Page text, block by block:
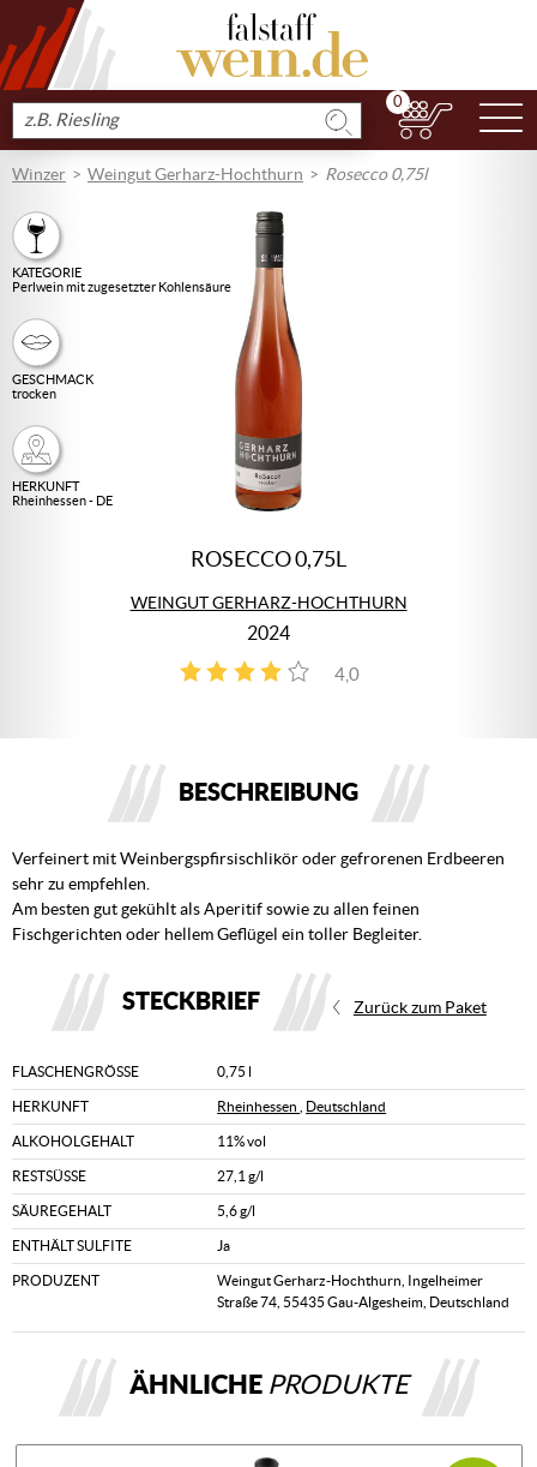
Produkt
suchen
0
Winzer Weingut Gerharz-Hochthurn Rosecco 0,75l
KATEGORIE
Perlwein mit zugesetzter Kohlensäure
GESCHMACK
trocken
HERKUNFT
Rheinhessen - DE
ROSECCO 0,75L
WEINGUT GERHARZ-HOCHTHURN
2024
4,0
1
BESCHREIBUNG
Verfeinert mit Weinbergspfirsischlikör oder gefrorenen Erdbeeren
sehr zu empfehlen.
Am besten gut gekühlt als Aperitif sowie zu allen feinen
Fischgerichten oder hellem Geflügel ein toller Begleiter.
STECKBRIEF Zurück zum Paket
FLASCHENGRÖSSE 0,75 l
HERKUNFT Rheinhessen Deutschland
ALKOHOLGEHALT 11% vol
RESTSÜSSE 27,1 g/l
SÄUREGEHALT 5,6 g/l
ENTHÄLT SULFITE Ja
PRODUZENT
Weingut Gerharz-Hochthurn, Ingelheimer
Straße 74, 55435 Gau-Algesheim, Deutschland
ÄHNLICHE PRODUKTE